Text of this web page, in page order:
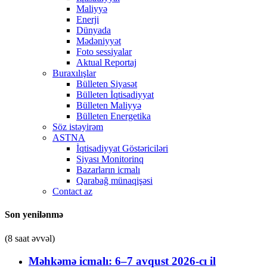
Maliyyə
Enerji
Dünyada
Mədəniyyət
Foto sessiyalar
Aktual Reportaj
Buraxılışlar
Bülleten Siyasət
Bülleten İqtisadiyyat
Bülleten Maliyyə
Bülleten Energetika
Söz istəyirəm
ASTNA
İqtisadiyyat Göstəriciləri
Siyası Monitorinq
Bazarların icmalı
Qarabağ münaqişəsi
Contact az
Son yenilənmə
(8 saat əvvəl)
Məhkəmə icmalı: 6–7 avqust 2026-cı il